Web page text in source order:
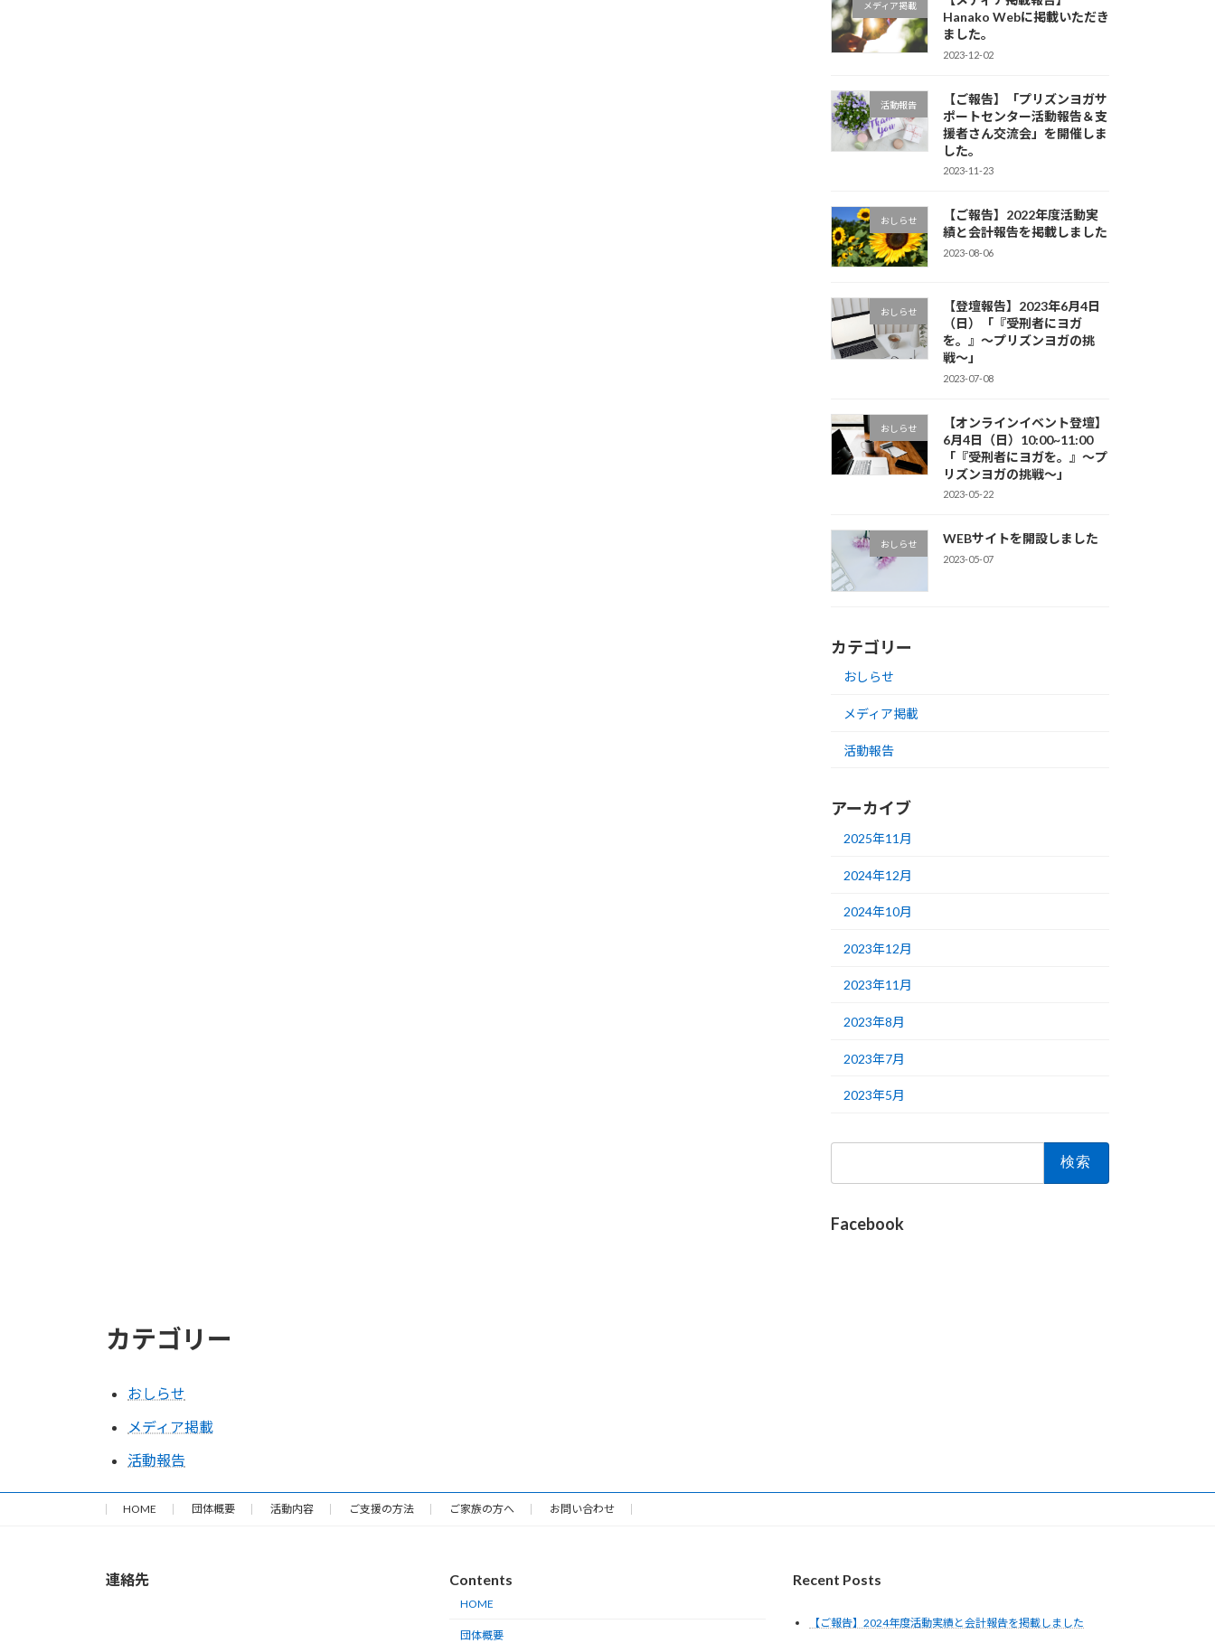
メディア掲載
Hanako Webに掲載いただき
ました。
2023-12-02
活動報告
【ご報告】「プリズンヨガサ
ポートセンター活動報告＆支
援者さん交流会」を開催しま
した。
2023-11-23
おしらせ
【ご報告】2022年度活動実
績と会計報告を掲載しました
2023-08-06
おしらせ
【登壇報告】2023年6月4日
（日）「『受刑者にヨガ
を。』〜プリズンヨガの挑
戦〜」
2023-07-08
おしらせ
【オンラインイベント登壇】
6月4日（日）10:00~11:00
「『受刑者にヨガを。』～プ
リズンヨガの挑戦～」
2023-05-22
おしらせ WEBサイトを開設しました
2023-05-07
カテゴリー
おしらせ
メディア掲載
活動報告
アーカイブ
2025年11月
2024年12月
2024年10月
2023年12月
2023年11月
2023年8月
2023年7月
2023年5月
Facebook
カテゴリー
おしらせ
メディア掲載
活動報告
HOME 団体概要 活動内容 ご支援の方法 ご家族の方へ お問い合わせ
連絡先 Contents
HOME
団体概要
Recent Posts
【ご報告】2024年度活動実績と会計報告を掲載しました